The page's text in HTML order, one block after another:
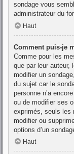
sondage vous
administrateur du
Haut
Comment puis-je
Comme pour les
que par leur auteur,
modifier un
du sujet car le
personne n’a
ou de modifier ses
exprimés, seuls les
modifier ou
options d’un
Haut